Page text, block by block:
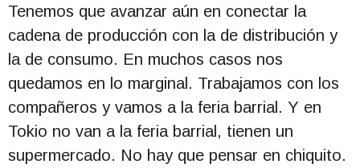
Tenemos que avanzar aún en conectar la
cadena de producción con la de distribución y
la de consumo. En muchos casos nos
quedamos en lo marginal. Trabajamos con los
compañeros y vamos a la feria barrial. Y en
Tokio no van a la feria barrial, tienen un
supermercado. No hay que pensar en chiquito.